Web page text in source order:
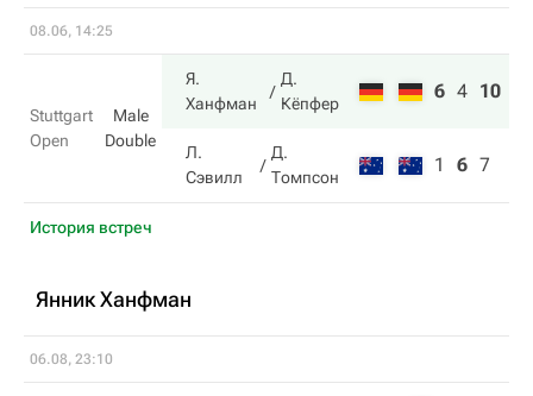
08.06, 14:25
Stuttgart
Open
Male
Double
Я.
Ханфман
Д.
Кёпфер
6 4 10
Л.
Сэвилл
Д.
Томпсон
1 6 7
История встреч
Янник Ханфман
06.08, 23:10